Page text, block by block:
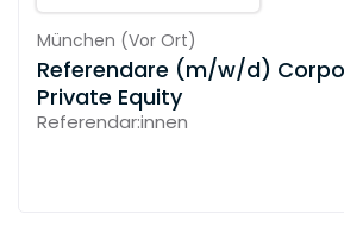
München (Vor Ort)
Referendare (m/w/d)
Private Equity
Referendar:innen